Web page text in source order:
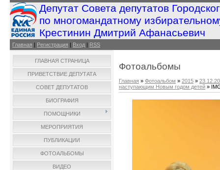
Депутат Совета депутатов
по многомандатному
Крестинин Дмитрий Афанасьевич
Главная | Регистрация | Вход | RSS
ГЛАВНАЯ СТРАНИЦА
ПРИВЕТСТВИЕ ДЕПУТАТА
СОВЕТ ДЕПУТАТОВ
БИОГРАФИЯ
ПОМОЩНИКИ
МЕРОПРИЯТИЯ
ПУБЛИКАЦИИ
ФОТОАЛЬБОМЫ
ВИДЕО
Фотоальбомы
Главная » Фотоальбом » 2015 »
наступающим Новым годом детей »